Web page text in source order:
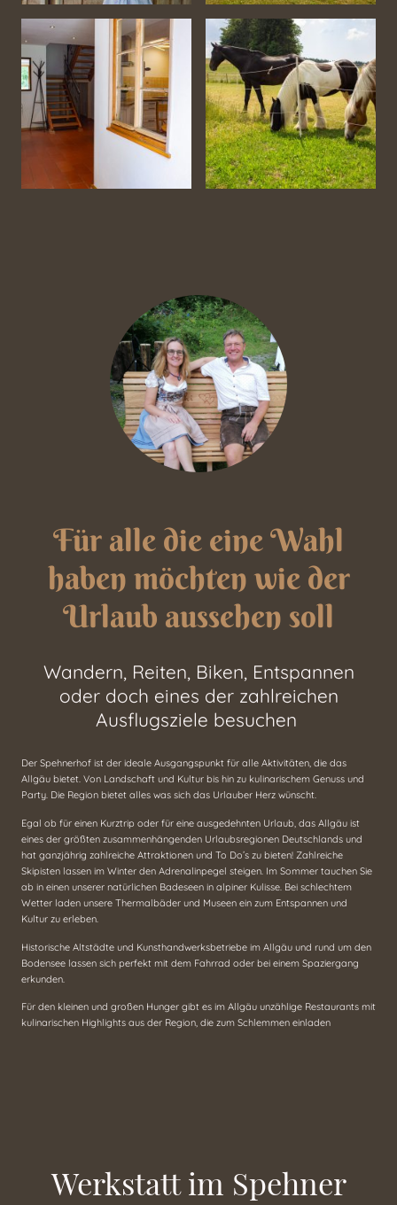
Für alle die eine Wahl
haben möchten wie der
Urlaub aussehen soll
Wandern, Reiten, Biken, Entspannen
oder doch eines der zahlreichen
Ausflugsziele besuchen
Der Spehnerhof ist der ideale Ausgangspunkt für alle Aktivitäten, die das
Allgäu bietet. Von Landschaft und Kultur bis hin zu kulinarischem Genuss und
Party. Die Region bietet alles was sich das Urlauber Herz wünscht.
Egal ob für einen Kurztrip oder für eine ausgedehnten Urlaub, das Allgäu ist
eines der größten zusammenhängenden Urlaubsregionen Deutschlands und
hat ganzjährig zahlreiche Attraktionen und To Do’s zu bieten! Zahlreiche
Skipisten lassen im Winter den Adrenalinpegel steigen. Im Sommer tauchen Sie
ab in einen unserer natürlichen Badeseen in alpiner Kulisse. Bei schlechtem
Wetter laden unsere Thermalbäder und Museen ein zum Entspannen und
Kultur zu erleben.
Historische Altstädte und Kunsthandwerksbetriebe im Allgäu und rund um den
Bodensee lassen sich perfekt mit dem Fahrrad oder bei einem Spaziergang
erkunden.
Für den kleinen und großen Hunger gibt es im Allgäu unzählige Restaurants mit
kulinarischen Highlights aus der Region, die zum Schlemmen einladen
Werkstatt im Spehner